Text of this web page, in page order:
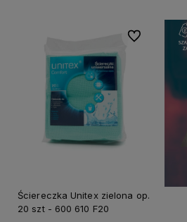
Ściereczka Unitex zielona op.
20 szt - 600 610 F20
Do ulubionych